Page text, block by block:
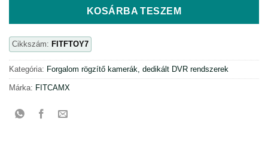
KOSÁRBA TESZEM
Cikkszám: FITFTOY7
Kategória: Forgalom rögzítő kamerák, dedikált DVR rendszerek
Márka: FITCAMX